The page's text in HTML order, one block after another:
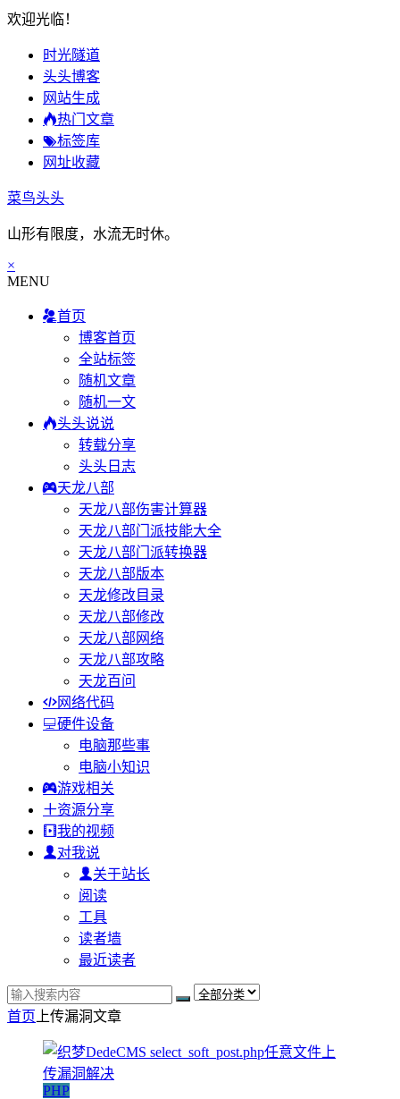
欢迎光临！
时光隧道
头头博客
网站生成
热门文章
标签库
网址收藏
菜鸟头头
山形有限度，水流无时休。
×
MENU
首页
博客首页
全站标签
随机文章
随机一文
头头说说
转载分享
头头日志
天龙八部
天龙八部伤害计算器
天龙八部门派技能大全
天龙八部门派转换器
天龙八部版本
天龙修改目录
天龙八部修改
天龙八部网络
天龙八部攻略
天龙百问
网络代码
硬件设备
电脑那些事
电脑小知识
游戏相关
资源分享
我的视频
对我说
关于站长
阅读
工具
读者墙
最近读者
首页 上传漏洞文章
PHP